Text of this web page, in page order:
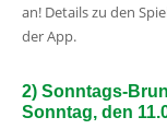
an! Details zu den
der App.
2) Sonntags-
Sonntag, den